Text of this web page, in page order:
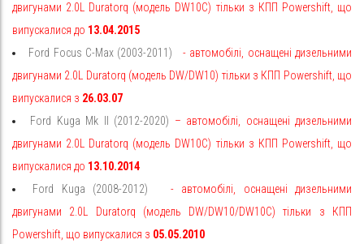
двигунами 2.0L Duratorq (модель DW10C) тільки з КПП Powershift, що
випускалися до 13.04.2015
Ford Focus C-Max (2003-2011)
- автомобілі, оснащені дизельними
двигунами 2.0L Duratorq (модель DW/DW10) тільки з КПП Powershift, що
випускалися з 26.03.07
Ford Kuga Mk II (2012-2020) – автомобілі, оснащені дизельними
двигунами 2.0L Duratorq (модель DW10C) тільки з КПП Powershift, що
випускалися до 13.10.2014
Ford Kuga (2008-2012)
-
автомобілі, оснащені дизельними
двигунами 2.0L Duratorq
(модель DW/DW10/DW10C) тільки з КПП
Powershift, що випускалися з 05.05.2010